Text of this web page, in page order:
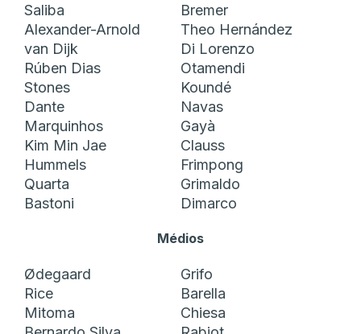
Saliba
Bremer
Alexander-Arnold
Theo Hernández
van Dijk
Di Lorenzo
Rúben Dias
Otamendi
Stones
Koundé
Dante
Navas
Marquinhos
Gayà
Kim Min Jae
Clauss
Hummels
Frimpong
Quarta
Grimaldo
Bastoni
Dimarco
Médios
Ødegaard
Grifo
Rice
Barella
Mitoma
Chiesa